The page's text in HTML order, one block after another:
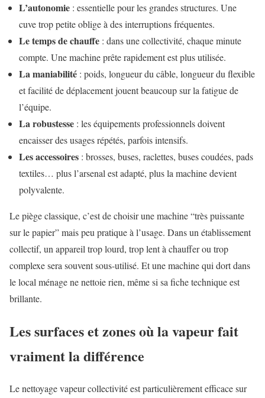
L’autonomie : essentielle pour les grandes structures. Une
cuve trop petite oblige à des interruptions fréquentes.
Le temps de chauffe : dans une collectivité, chaque minute
compte. Une machine prête rapidement est plus utilisée.
La maniabilité : poids, longueur du câble, longueur du flexible
et facilité de déplacement jouent beaucoup sur la fatigue de
l’équipe.
La robustesse : les équipements professionnels doivent
encaisser des usages répétés, parfois intensifs.
Les accessoires : brosses, buses, raclettes, buses coudées, pads
textiles… plus l’arsenal est adapté, plus la machine devient
polyvalente.
Le piège classique, c’est de choisir une machine “très puissante
sur le papier” mais peu pratique à l’usage. Dans un établissement
collectif, un appareil trop lourd, trop lent à chauffer ou trop
complexe sera souvent sous-utilisé. Et une machine qui dort dans
le local ménage ne nettoie rien, même si sa fiche technique est
brillante.
Les surfaces et zones où la vapeur fait
vraiment la différence
Le nettoyage vapeur collectivité est particulièrement efficace sur